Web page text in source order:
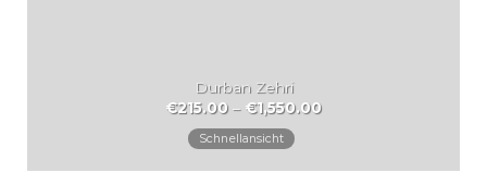
Durban Zehri
€215.00 – €1,550.00Preisspanne:
Schnellansicht